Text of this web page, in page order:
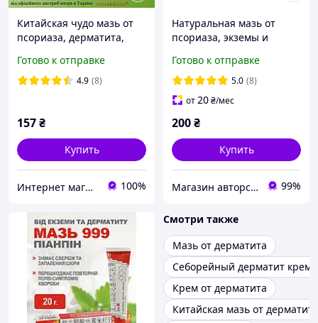
Китайская чудо мазь от
псориаза, дерматита,
Ji упаковка 15 грамм
Готово к отправке
4.9 (8)
157₴
Купить
Интернет магазин "Ваше здоровье" - продукция из Китая 100%
Натуральная мазь от
псориаза, экземы и
пчелиного и
растительных восков и 8
растительных масел
Готово к отправке
5.0 (8)
от20₴/мес
200₴
Купить
Магазин авторської косметики "Валькірія" 99%
Смотри также
Мазь от дерматита
Себорейный дерматит крем
Крем от дерматита
Китайская мазь от дерматита